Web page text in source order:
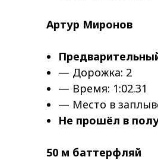
Артур Миронов
— Дорожка: 2
— Время: 1:02.31
— Место в
Не прошёл в
50 м баттерфляй